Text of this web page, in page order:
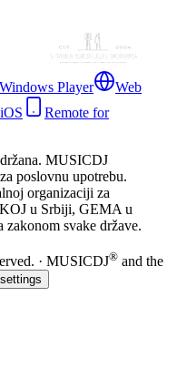
Windows Player
Web
Remote for
MUSICDJ
poslovnu upotrebu.
organizaciji za
u Srbiji, GEMA u
zakonom svake države.
· MUSICDJ® and the